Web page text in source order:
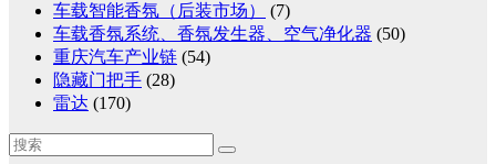
车载智能香氛（后装市场）
(7)
车载香氛系统、香氛发生器、空气净化器 (50)
重庆汽车产业链 (54)
隐藏门把手 (28)
雷达 (170)